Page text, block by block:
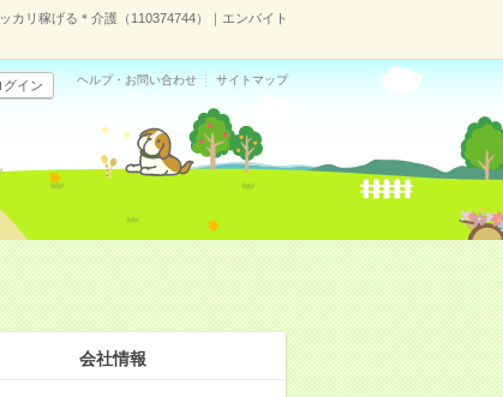
カリ稼げる＊介護（110374744）｜エンバイト
グイン ヘルプ・お問い合わせ サイトマップ
会社情報